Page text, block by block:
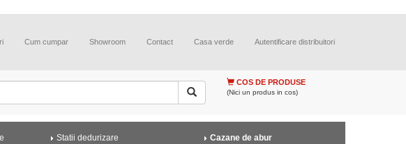
Cum cumpar Showroom Contact Casa verde Autentificare distribuitori
COS DE PRODUSE
(Nici un produs in cos)
Statii dedurizare
Cazane de abur